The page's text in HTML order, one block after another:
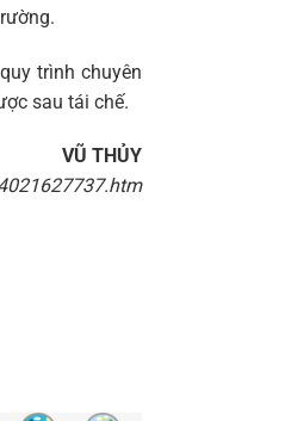
trình chuyên
sau tái chế.
VŨ THỦY